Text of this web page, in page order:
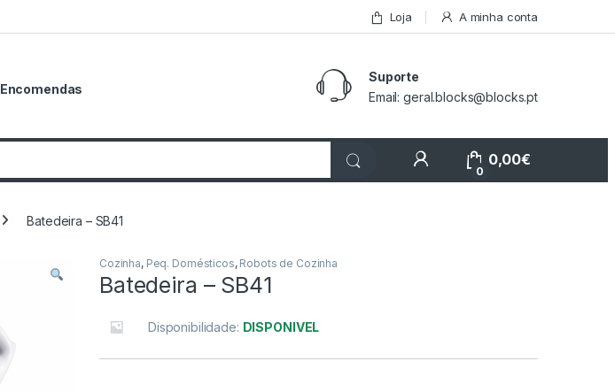
Loja A minha conta
Encomendas
Suporte
Email: geral.blocks@blocks.pt
My Account
0
0,00€
Batedeira – SB41
Cozinha, Peq. Domésticos, Robots de Cozinha
Batedeira – SB41
Disponibilidade: DISPONIVEL